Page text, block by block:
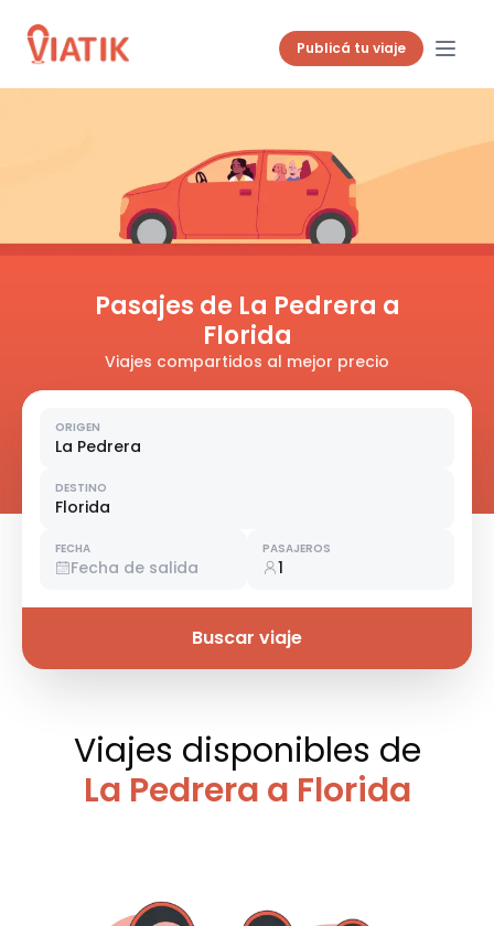
Publicá tu viaje
Pasajes de La Pedrera a
Florida
Viajes compartidos al mejor precio
ORIGEN
La Pedrera
DESTINO
Florida
FECHA
Fecha de salida
PASAJEROS
1
Buscar viaje
Viajes disponibles de
La Pedrera a Florida